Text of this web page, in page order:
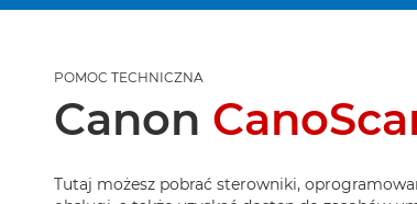
POMOC TECHNICZNA
Canon
Tutaj możesz pobrać sterowniki,